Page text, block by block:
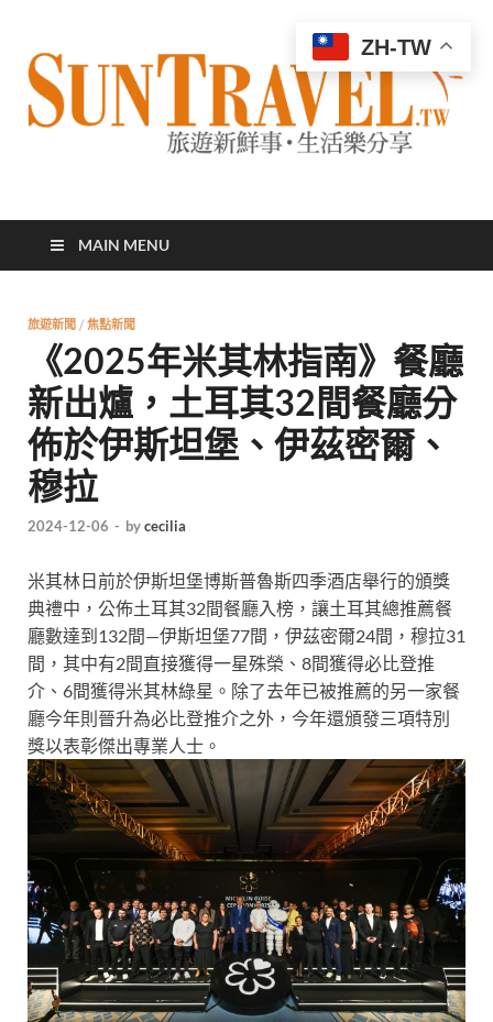
太陽網
MAIN MENU
旅遊新聞 / 焦點新聞
《2025年米其林指南》餐廳
新出爐，土耳其32間餐廳分
佈於伊斯坦堡、伊茲密爾、
穆拉
2024-12-06 - bycecilia
米其林日前於伊斯坦堡博斯普魯斯四季酒店舉行的頒獎
典禮中，公佈土耳其32間餐廳入榜，讓土耳其總推薦餐
廳數達到132間—伊斯坦堡77間，伊茲密爾24間，穆拉31
間，其中有2間直接獲得一星殊榮、8間獲得必比登推
介、6間獲得米其林綠星。除了去年已被推薦的另一家餐
廳今年則晉升為必比登推介之外，今年還頒發三項特別
獎以表彰傑出專業人士。
ZH-TW